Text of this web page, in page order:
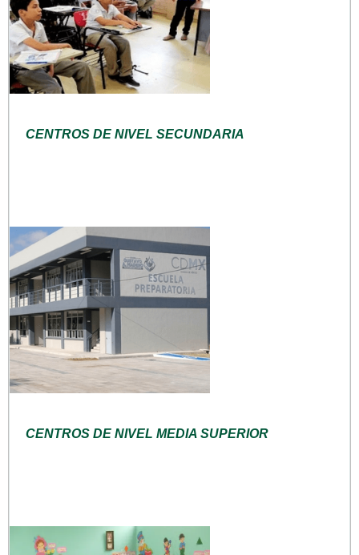
CENTROS DE NIVEL SECUNDARIA
CENTROS DE NIVEL MEDIA SUPERIOR